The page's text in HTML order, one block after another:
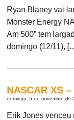
Ryan Blaney vai
Monster Energy
Am 500” tem
domingo (12/11),
NASCAR XS
domingo, 5 de novembro de
Erik Jones venceu